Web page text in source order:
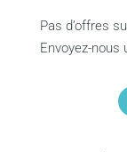
Pas d’offres
Envoyez-nous